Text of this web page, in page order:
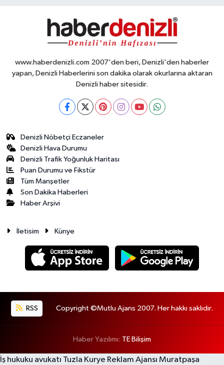
www.haberdenizli.com 2007'den beri, Denizli'den haberler
yapan, Denizli Haberlerini son dakika olarak okurlarına aktaran
Denizli haber sitesidir.
Denizli Nöbetçi Eczaneler
Denizli Hava Durumu
Denizli Trafik Yoğunluk Haritası
Puan Durumu ve Fikstür
Tüm Manşetler
Son Dakika Haberleri
Haber Arşivi
İletisim Künye
RSS Copyright ©Mutlu Ajans 2007. Her hakkı saklıdır.
Haber Yazılımı: TE Bilişim
İş hukuku avukatı Tuzla Kurye Reklam Ajansı Muratpaşa